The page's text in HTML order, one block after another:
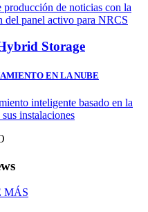
producción de noticias con la
del panel activo para NRCS
Storage
EN LA NUBE
inteligente basado en la
instalaciones
MÁS